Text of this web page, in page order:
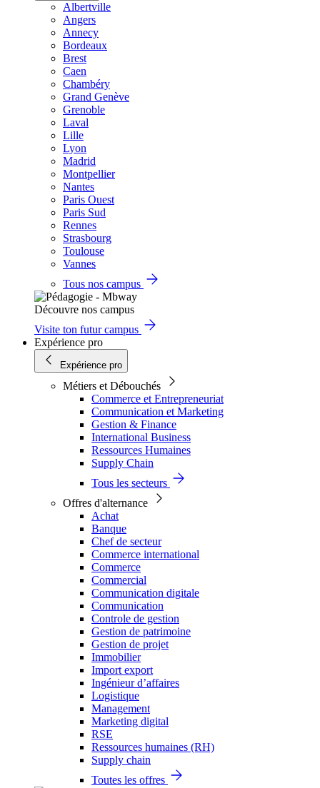
Albertville
Angers
Annecy
Bordeaux
Brest
Caen
Chambéry
Grand Genève
Grenoble
Laval
Lille
Lyon
Madrid
Montpellier
Nantes
Paris Ouest
Paris Sud
Rennes
Strasbourg
Toulouse
Vannes
Tous nos campus
Découvre nos campus
Visite ton futur campus
Expérience pro
Expérience pro
Métiers et Débouchés
Commerce et Entrepreneuriat
Communication et Marketing
Gestion & Finance
International Business
Ressources Humaines
Supply Chain
Tous les secteurs
Offres d'alternance
Achat
Banque
Chef de secteur
Commerce international
Commerce
Commercial
Communication digitale
Communication
Controle de gestion
Gestion de patrimoine
Gestion de projet
Immobilier
Import export
Ingénieur d’affaires
Logistique
Management
Marketing digital
RSE
Ressources humaines (RH)
Supply chain
Toutes les offres